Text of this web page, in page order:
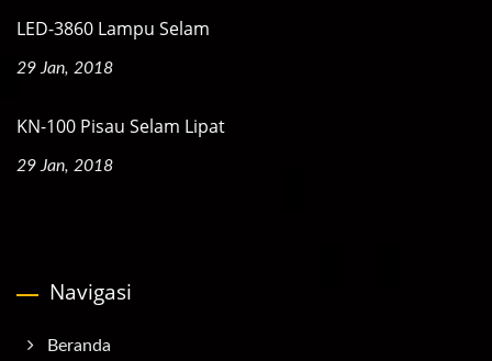
LED-3860 Lampu Selam
29 Jan, 2018
KN-100 Pisau Selam Lipat
29 Jan, 2018
Navigasi
Beranda